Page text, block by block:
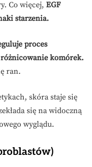
Co więcej, EGF
starzenia.
proces
komórek.
ran.
skóra staje się
się na widoczną
wyglądu.